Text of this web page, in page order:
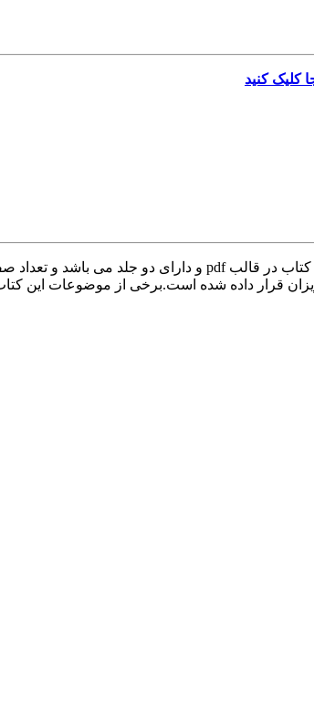
کلیک کنید
عزیزان قرار داده شده است.برخی از موضوعات این